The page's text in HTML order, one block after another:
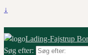
↓
Lading-Fajstrup
Søg efter: